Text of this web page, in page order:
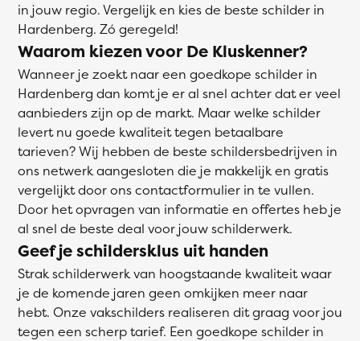
in jouw regio. Vergelijk en kies de beste schilder in
Hardenberg. Zó geregeld!
Waarom kiezen voor De Kluskenner?
Wanneer je zoekt naar een goedkope schilder in
Hardenberg dan komt je er al snel achter dat er veel
aanbieders zijn op de markt. Maar welke schilder
levert nu goede kwaliteit tegen betaalbare
tarieven? Wij hebben de beste schildersbedrijven in
ons netwerk aangesloten die je makkelijk en gratis
vergelijkt door ons contactformulier in te vullen.
Door het opvragen van informatie en offertes heb je
al snel de beste deal voor jouw schilderwerk.
Geef je schildersklus uit handen
Strak schilderwerk van hoogstaande kwaliteit waar
je de komende jaren geen omkijken meer naar
hebt. Onze vakschilders realiseren dit graag voor jou
tegen een scherp tarief. Een goedkope schilder in